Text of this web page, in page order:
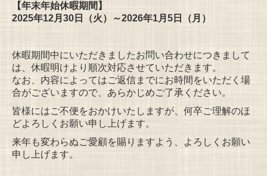
【年末年始休暇期間】
2025年12月30日（火）～2026年1月5日（月）
休暇期間中にいただきましたお問い合わせにつきまして
は、休暇明けより順次対応させていただきます。
なお、内容によってはご返信までにお時間をいただく場
合がございますので、あらかじめご了承ください。
皆様にはご不便をおかけいたしますが、何卒ご理解のほ
どよろしくお願い申し上げます。
来年も変わらぬご愛顧を賜りますよう、よろしくお願い
申し上げます。